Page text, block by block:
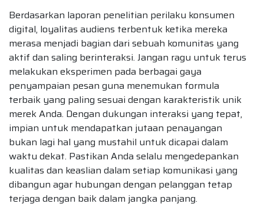
Berdasarkan laporan penelitian perilaku konsumen
digital, loyalitas audiens terbentuk ketika mereka
merasa menjadi bagian dari sebuah komunitas yang
aktif dan saling berinteraksi. Jangan ragu untuk terus
melakukan eksperimen pada berbagai gaya
penyampaian pesan guna menemukan formula
terbaik yang paling sesuai dengan karakteristik unik
merek Anda. Dengan dukungan interaksi yang tepat,
impian untuk mendapatkan jutaan penayangan
bukan lagi hal yang mustahil untuk dicapai dalam
waktu dekat. Pastikan Anda selalu mengedepankan
kualitas dan keaslian dalam setiap komunikasi yang
dibangun agar hubungan dengan pelanggan tetap
terjaga dengan baik dalam jangka panjang.